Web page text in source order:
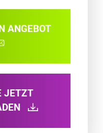
ANGEBOT
JETZT